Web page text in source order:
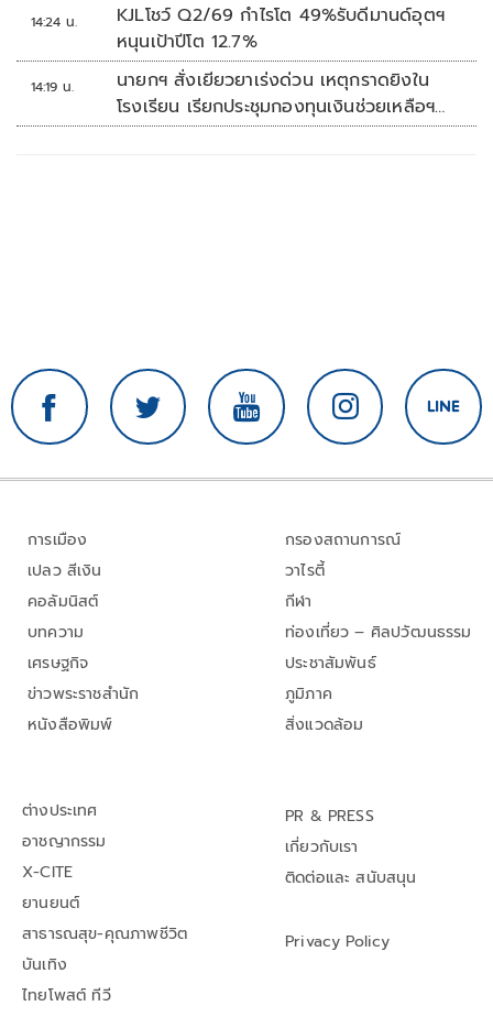
14:24 น.
KJLโชว์ Q2/69 กำไรโต 49%รับดีมานด์อุตฯ
หนุนเป้าปีโต 12.7%
14:19 น.
นายกฯ สั่งเยียวยาเร่งด่วน เหตุกราดยิงใน
โรงเรียน เรียกประชุมกองทุนเงินช่วยเหลือฯ
ทันที
การเมือง
เปลว สีเงิน
คอลัมนิสต์
บทความ
เศรษฐกิจ
ข่าวพระราชสำนัก
หนังสือพิมพ์
กรองสถานการณ์
วาไรตี้
กีฬา
ท่องเที่ยว – ศิลปวัฒนธรรม
ประชาสัมพันธ์
ภูมิภาค
สิ่งแวดล้อม
ต่างประเทศ
อาชญากรรม
X-CITE
ยานยนต์
สาธารณสุข-คุณภาพชีวิต
บันเทิง
ไทยโพสต์ ทีวี
PR & PRESS
เกี่ยวกับเรา
ติดต่อและ สนับสนุน
Privacy Policy